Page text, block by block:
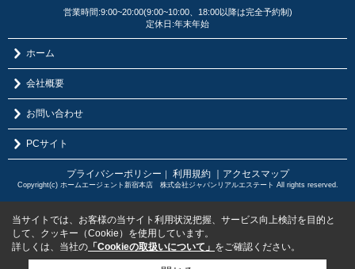
営業時間:9:00~20:00(9:00~10:00、18:00以降は完全予約制)
定休日:年末年始
ホーム
会社概要
お問い合わせ
PCサイト
プライバシーポリシー ｜ 利用規約 ｜アクセスマップ
Copyright(c) ホームエージェント新宿本店 株式会社ジャパンリアルエステート All rights reserved.
当サイトでは、お客様の当サイト利用状況把握、サービス向上検討を目的と
して、クッキー（Cookie）を使用しています。
詳しくは、当社の 「Cookieの取扱いについて」 をご確認ください。